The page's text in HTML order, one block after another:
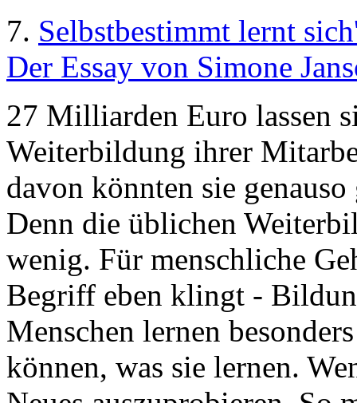
7. Selbstbestimmt lernt
Der Essay von Simone
27 Milliarden Euro lassen
Weiterbildung ihrer
davon könnten sie
Denn die üblichen
wenig. Für menschliche
Begriff eben klingt -
Menschen lernen
können, was sie lernen.